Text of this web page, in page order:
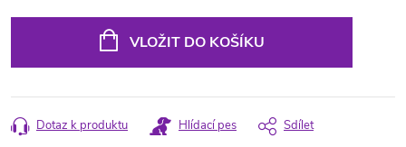
VLOŽIT DO KOŠÍKU
Dotaz k produktu Hlídací pes Sdílet